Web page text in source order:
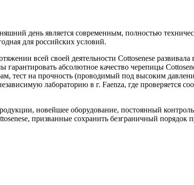
день является современным, полностью
для российских условий.
всей своей деятельности Cottosenese
абсолютное качество черепицы
тест на прочность (проводимый под высоким
лабораторию в г. Faenza, где проверяется
новейшее оборудование, постоянный
призванные сохранить безграничный порядок